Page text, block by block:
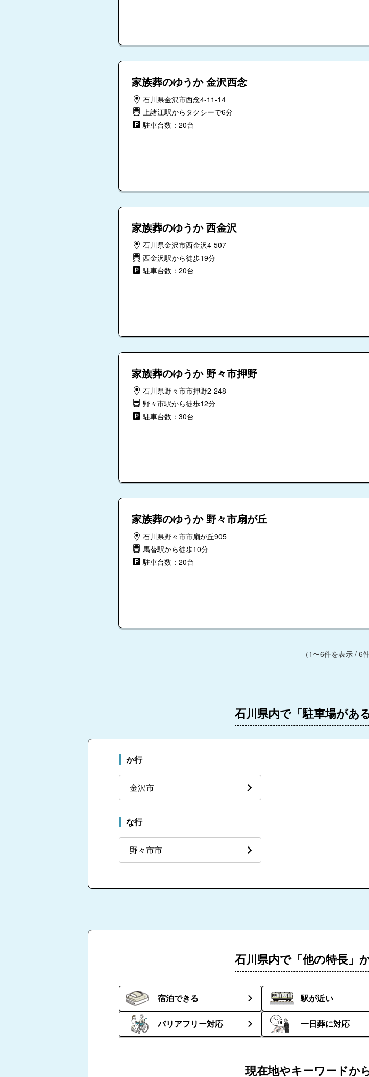
家族葬のゆうか 金沢西念
石川県金沢市西念4-11-14
上諸江駅からタクシーで6分
駐車台数：20台
家族葬のゆうか 西金沢
石川県金沢市西金沢4-507
西金沢駅から徒歩19分
駐車台数：20台
家族葬のゆうか 野々市押野
石川県野々市市押野2-248
野々市駅から徒歩12分
駐車台数：30台
家族葬のゆうか 野々市扇が丘
石川県野々市市扇が丘905
馬替駅から徒歩10分
駐車台数：20台
（1〜6件を表示 / 6件
石川県内で「駐車場があ
か行
金沢市
な行
野々市市
石川県内で「他の特長」
宿泊できる 駅が近い
バリアフリー対応 一日葬に対応
現在地やキーワードか